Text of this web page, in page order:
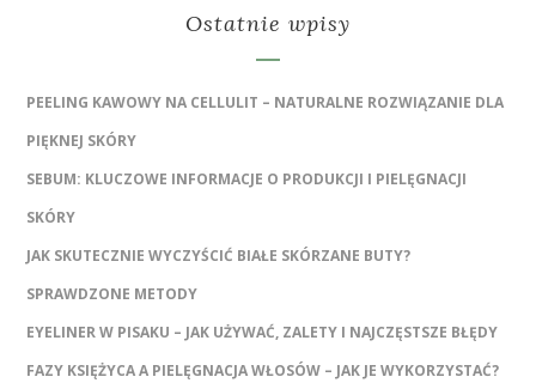
Ostatnie wpisy
PEELING KAWOWY NA CELLULIT – NATURALNE ROZWIĄZANIE DLA
PIĘKNEJ SKÓRY
SEBUM: KLUCZOWE INFORMACJE O PRODUKCJI I PIELĘGNACJI
SKÓRY
JAK SKUTECZNIE WYCZYŚCIĆ BIAŁE SKÓRZANE BUTY?
SPRAWDZONE METODY
EYELINER W PISAKU – JAK UŻYWAĆ, ZALETY I NAJCZĘSTSZE BŁĘDY
FAZY KSIĘŻYCA A PIELĘGNACJA WŁOSÓW – JAK JE WYKORZYSTAĆ?